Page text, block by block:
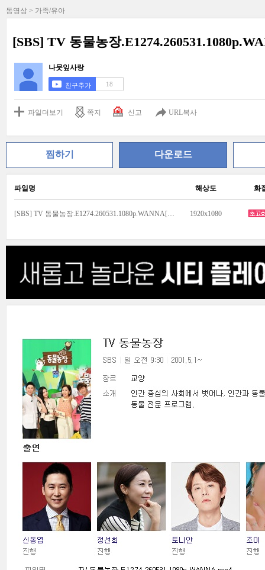
동영상 > 가족/유아
[SBS] TV 동물농장
나뭇잎사랑
친구추가 18
파일더보기 쪽지 신고 URL복사
찜하기 다운로드
파일명 해상도 화
[SBS] TV 동물농장.E1274.260531.1080p.WANNA[신동엽, 정선희].mp4 1920x1080